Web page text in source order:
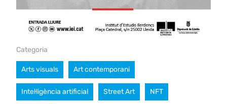
Categoria
Arts visuals Art contemporani
Intel·ligència artificial Street Art NFT